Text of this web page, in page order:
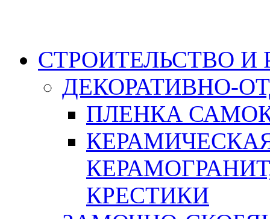
СТРОИТЕЛЬСТВО И
ДЕКОРАТИВНО-
ПЛЕНКА
КРЕСТИКИ